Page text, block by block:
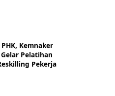
Kemnaker
Pelatihan
Pekerja